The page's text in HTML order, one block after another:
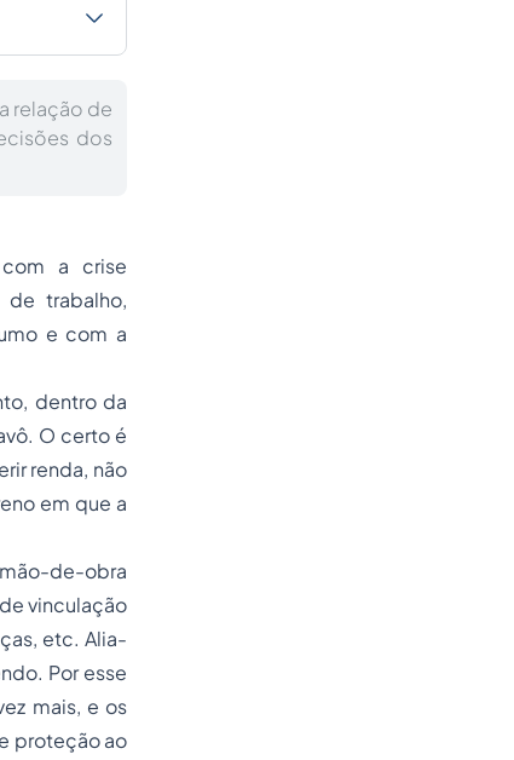
relação de
dos
a crise
trabalho,
e com a
dentro da
O certo é
renda, não
em que a
de-obra
vinculação
etc. Alia-
Por esse
mais, e os
proteção ao